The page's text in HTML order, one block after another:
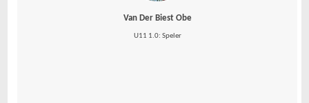
Van Der Biest Obe
U11 1.0: Speler